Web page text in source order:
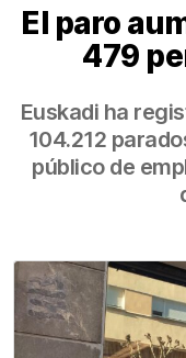
El paro
479
Euskadi ha
104.212
público de